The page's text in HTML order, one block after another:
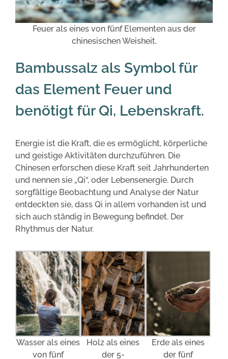
Feuer als eines von fünf Elementen aus der
chinesischen Weisheit.
Bambussalz als Symbol für
das Element Feuer und
benötigt für Qi, Lebenskraft.
Energie ist die Kraft, die es ermöglicht, körperliche
und geistige Aktivitäten durchzuführen. Die
Chinesen erforschen diese Kraft seit Jahrhunderten
und nennen sie „Qi“, oder Lebensenergie. Durch
sorgfältige Beobachtung und Analyse der Natur
entdeckten sie, dass Qi in allem vorhanden ist und
sich auch ständig in Bewegung befindet. Der
Rhythmus der Natur.
Wasser als eines
von fünf
Holz als eines
der 5-
Erde als eines
der fünf